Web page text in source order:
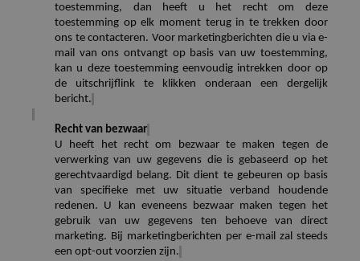
toestemming, dan heeft u het recht om deze
toestemming op elk moment terug in te trekken door
ons te contacteren. Voor marketingberichten die u via e-
mail van ons ontvangt op basis van uw toestemming,
kan u deze toestemming eenvoudig intrekken door op
de uitschrijflink te klikken onderaan een dergelijk
bericht.
Recht van bezwaar
U heeft het recht om bezwaar te maken tegen de
verwerking van uw gegevens die is gebaseerd op het
gerechtvaardigd belang. Dit dient te gebeuren op basis
van specifieke met uw situatie verband houdende
redenen. U kan eveneens bezwaar maken tegen het
gebruik van uw gegevens ten behoeve van direct
marketing. Bij marketingberichten per e-mail zal steeds
een opt-out voorzien zijn.